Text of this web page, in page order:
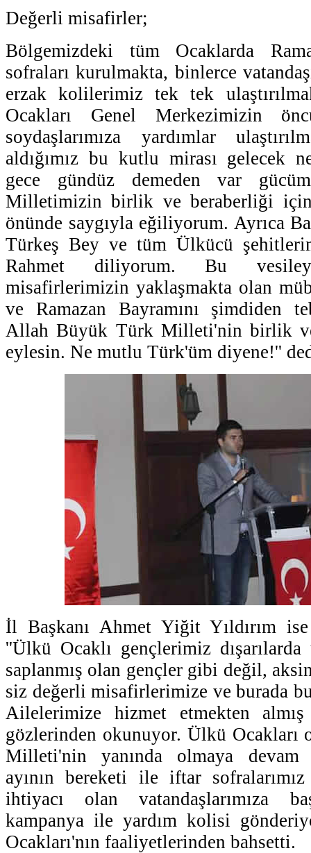
Değerli misafirler;
Bölgemizdeki tüm Ocaklarda
sofraları kurulmakta, binlerce
erzak kolilerimiz tek tek
Ocakları Genel Merkezimizin
soydaşlarımıza yardımlar
aldığımız bu kutlu mirası gelecek
gece gündüz demeden var
Milletimizin birlik ve beraberliği
önünde saygıyla eğiliyorum. Ayrıca
Türkeş Bey ve tüm Ülkücü
Rahmet diliyorum. Bu
misafirlerimizin yaklaşmakta olan
ve Ramazan Bayramını şimdiden
Allah Büyük Türk Milleti'nin birlik
eylesin. Ne mutlu Türk'üm diyene!''
İl Başkanı Ahmet Yiğit Yıldırım ise
''Ülkü Ocaklı gençlerimiz dışarılarda
saplanmış olan gençler gibi değil,
siz değerli misafirlerimize ve burada
Ailelerimize hizmet etmekten
gözlerinden okunuyor. Ülkü Ocakları
Milleti'nin yanında olmaya devam
ayının bereketi ile iftar
ihtiyacı olan vatandaşlarımıza
kampanya ile yardım kolisi
Ocakları'nın faaliyetlerinden bahsetti.